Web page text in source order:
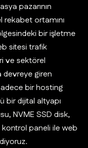
pazarının
ortamını
bir işletme
sitesi trafik
ve sektörel
devreye giren
bir hosting
bir dijital altyapı
NVME SSD disk,
paneli ile web